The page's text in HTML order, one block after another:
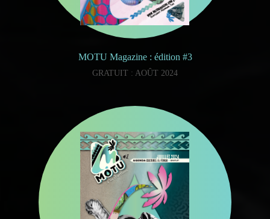
MOTU Magazine : édition #3
GRATUIT : AOÛT 2024